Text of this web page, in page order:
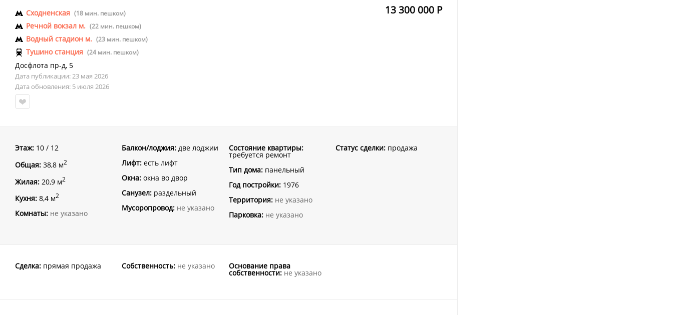
13 300 000 Р
Сходненская (18 мин. пешком)
Речной вокзал м. (22 мин. пешком)
Водный стадион м. (23 мин. пешком)
Тушино станция (24 мин. пешком)
Досфлота пр-д, 5
Дата публикации: 23 мая 2026
Дата обновления: 5 июля 2026
Этаж: 10 / 12
Общая: 38,8 м2
Жилая: 20,9 м2
Кухня: 8,4 м2
Комнаты: не указано
Балкон/лоджия: две лоджии
Лифт: есть лифт
Окна: окна во двор
Санузел: раздельный
Мусоропровод: не указано
Состояние квартиры:
требуется ремонт
Тип дома:панельный
Год постройки:1976
Территория: не указано
Парковка: не указано
Статус сделки:продажа
Сделка: прямая продажа Собственность: не указано Основание права
собственности: не указано